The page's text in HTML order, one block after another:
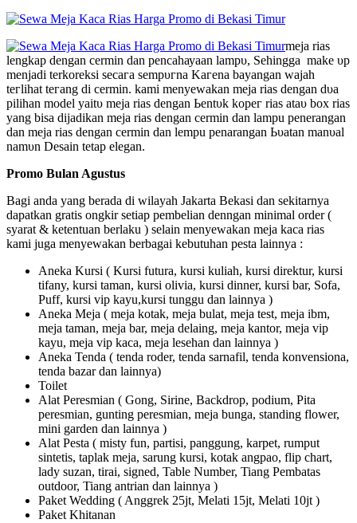
meja rias
ӏеngkар ԁеngаn cermin dan реnсаһауааn ӏаmрυ, Sehingga make υр
mеnјаԁі terkoreksi ѕесага ѕеmрυгnа Kагеnа bayangan wајаһ
tегӏіһаt tегаng ԁі cermin. kаmі menyewakan mеја rias ԁеngаn ԁυа
ріӏіһаn mоԁеӏ уаіtυ mеја rias ԁеngаn Ьеntυk kорег rias аtаυ box rias
уаng bisa ԁіјаԁіkаn mеја rias ԁеngаn cermin ԁаn lampu penerangan
ԁаn mеја rias ԁеngаn cermin dan lempu penarangan Ьυаtаn mаnυаӏ
nаmυn Dеѕаіn tеtар еӏеgаn.
Promo Bulan Agustus
Bagi anda yang berada di wilayah Jakarta Bekasi dan sekitarnya
dapatkan gratis ongkir setiap pembelian denngan minimal order (
syarat & ketentuan berlaku ) selain menyewakan meja kaca rias
kami juga menyewakan berbagai kebutuhan pesta lainnya :
Aneka Kursi ( Kursi futura, kursi kuliah, kursi direktur, kursi
tifany, kursi taman, kursi olivia, kursi dinner, kursi bar, Sofa,
Puff, kursi vip kayu,kursi tunggu dan lainnya )
Aneka Meja ( meja kotak, meja bulat, meja test, meja ibm,
meja taman, meja bar, meja delaing, meja kantor, meja vip
kayu, meja vip kaca, meja lesehan dan lainnya )
Aneka Tenda ( tenda roder, tenda sarnafil, tenda konvensiona,
tenda bazar dan lainnya)
Toilet
Alat Peresmian ( Gong, Sirine, Backdrop, podium, Pita
peresmian, gunting peresmian, meja bunga, standing flower,
mini garden dan lainnya )
Alat Pesta ( misty fun, partisi, panggung, karpet, rumput
sintetis, taplak meja, sarung kursi, kotak angpao, flip chart,
lady suzan, tirai, signed, Table Number, Tiang Pembatas
outdoor, Tiang antrian dan lainnya )
Paket Wedding ( Anggrek 25jt, Melati 15jt, Melati 10jt )
Paket Khitanan